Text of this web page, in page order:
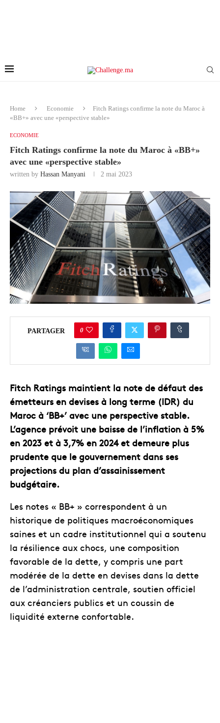
Home Economie
Fitch Ratings confirme la note du Maroc à
«BB+» avec une «perspective stable»
ECONOMIE
Fitch Ratings confirme la note du Maroc à «BB+»
avec une «perspective stable»
written by Hassan Manyani 2 mai 2023
PARTAGER 0
Fitch Ratings maintient la note de défaut des
émetteurs en devises à long terme (IDR) du
Maroc à ‘BB+’ avec une perspective stable.
L’agence prévoit une baisse de l’inflation à 5%
en 2023 et à 3,7% en 2024 et demeure plus
prudente que le gouvernement dans ses
projections du plan d’assainissement
budgétaire.
Les notes « BB+ » correspondent à un
historique de politiques macroéconomiques
saines et un cadre institutionnel qui a soutenu
la résilience aux chocs, une composition
favorable de la dette, y compris une part
modérée de la dette en devises dans la dette
de l’administration centrale, soutien officiel
aux créanciers publics et un coussin de
liquidité externe confortable.